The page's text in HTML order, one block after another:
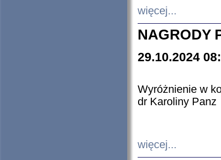
więcej...
NAGRODY
29.10.2024
Wyróżnienie w
dr Karoliny Panz
więcej...